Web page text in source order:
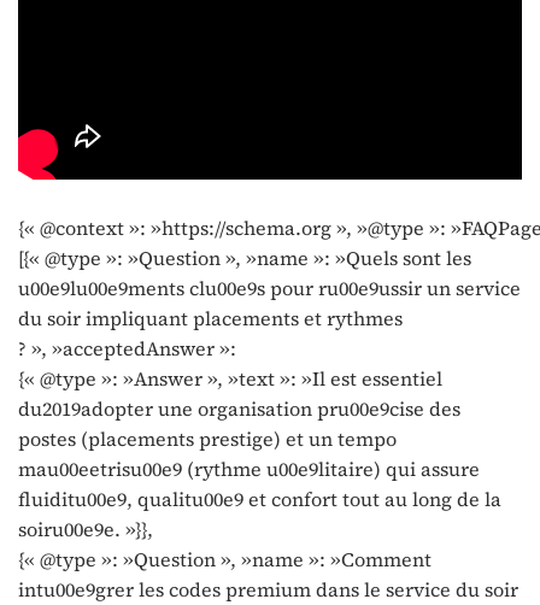
{« @context »: »https://schema.org », »@type »:
[{« @type »: »Question », »name »: »Quels sont les
u00e9lu00e9ments clu00e9s pour ru00e9ussir un service
du soir impliquant placements et rythmes
? », »acceptedAnswer »:
{« @type »: »Answer », »text »: »Il est essentiel
du2019adopter une organisation pru00e9cise des
postes (placements prestige) et un tempo
mau00eetrisu00e9 (rythme u00e9litaire) qui assure
fluiditu00e9, qualitu00e9 et confort tout au long de la
soiru00e9e. »}},
{« @type »: »Question », »name »: »Comment
intu00e9grer les codes premium dans le service du soir